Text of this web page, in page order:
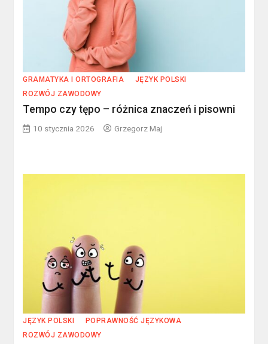
GRAMATYKA I ORTOGRAFIA
JĘZYK POLSKI
ROZWÓJ ZAWODOWY
Tempo czy tępo – różnica znaczeń i pisowni
10 stycznia 2026 Grzegorz Maj
JĘZYK POLSKI
POPRAWNOŚĆ JĘZYKOWA
ROZWÓJ ZAWODOWY